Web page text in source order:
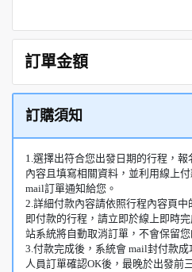
訂單金額
訂購須知
1.選擇出符合您出發日期的行程，
內容且填寫相關資料，並利用線上
mail訂單通知給您。
2.詳細付款內容請依照行程內容頁
即付款的行程，請立即於線上即時
站系統將自動取消訂單，不會保留您
3.付款完成後，系統會 mail封付款
人員訂單確認OK後，最晚於出發前